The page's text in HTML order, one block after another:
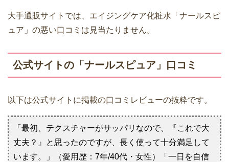
大手通販サイトでは、エイジングケア化粧水「ナールスピ
ュア」の悪い口コミは見当たりません。
公式サイトの「ナールスピュア」口コミ
以下は公式サイトに掲載の口コミレビューの抜粋です。
「最初、テクスチャーがサッパリなので、『これで大
丈夫？』と思ったのですが、長く使って十分満足して
います。」（愛用歴：7年/40代・女性）「一日を自信